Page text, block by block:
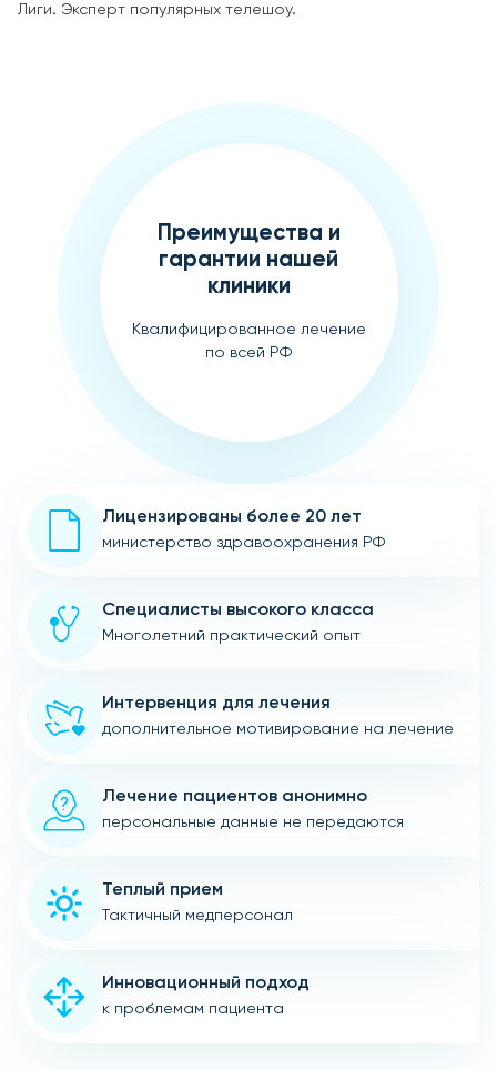
Лиги. Эксперт популярных телешоу.
Преимущества и
гарантии нашей
клиники
Квалифицированное лечение
по всей РФ
Лицензированы более 20 лет
министерство здравоохранения РФ
Специалисты высокого класса
Многолетний практический опыт
Интервенция для лечения
дополнительное мотивирование на лечение
Лечение пациентов анонимно
персональные данные не передаются
Теплый прием
Тактичный медперсонал
Инновационный подход
к проблемам пациента